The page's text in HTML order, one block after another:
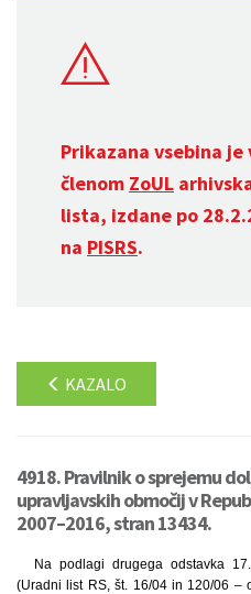
Prikazana vsebina je
členom ZoUL
lista, izdane po
na PISRS.
KAZALO
4918. Pravilnik o sprejemu
upravljavskih območij v
2007–2016, stran 13434.
Na podlagi drugega odstavka
(Uradni list RS, št. 16/04 in 120/06 –